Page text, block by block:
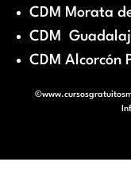
CDM Morata
CDM
CDM Alcorcón